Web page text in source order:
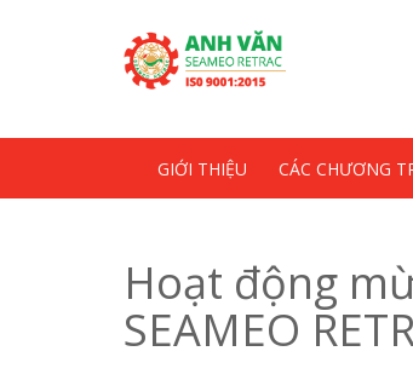
GIỚI THIỆU CÁC CHƯƠNG
Hoạt động
SEAMEO